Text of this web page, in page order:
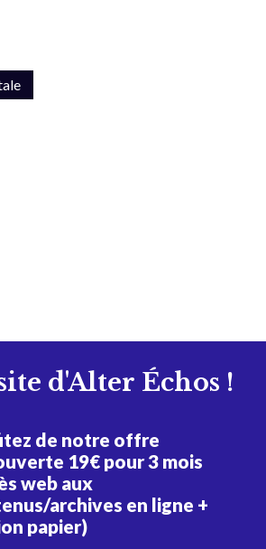
d'Alter Échos !
de notre offre
19€ pour 3 mois
web aux
archives en ligne +
papier)